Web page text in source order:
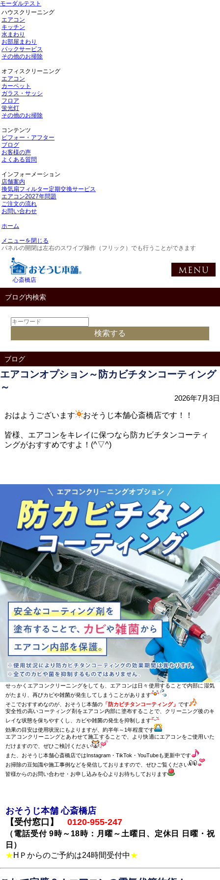
モーダルテスト
ハウスクリーニング
エアコン
キッチン
水まわり
お部屋まわり
パックサービス
その他のお掃除
オフィスクリーニング
エアコン
カーペット
ガラス・サッシ
フロア
蛍光灯
その他のお掃除
コンテンツ
ビフォー・アフター
ブログ
お客様の声
よくある質問
インフォーメーション
店舗案内
換気扇フィルター定期交換サービス
エアコン2027年問題
ご注文の流れ
お問い合わせ
ホーム
メニューを閉じる
パネルの開閉は左右のスワイプ操作（フリック）でも行うことができます
心斎橋店
ブログ内検索
ブログ
エアコンオプション～防カビチタンコーティング
～
2026年7月3日
おはようございます おそうじ本舗心斎橋店です！！
皆様、エアコンをキレイに保つなら防カビチタンコーティ
ングがおすすめですよ！ (^▽^)
せっかくエアコンクリーニングをしても、エアコンは日々使用することで内部に湿気
がたまり、再びカビや雑菌が発生してしまうことがあります
そこでおすすめなのが、おそうじ本舗の 「防カビチタンコーティング」です
安全性の高いコーティング剤をエアコン内部に塗布することで、クリーニング後のキ
レイな状態を保ちやすくし、カビや雑菌の発生を抑制します
効果の目安は使用状況にもよりますが、約半年～1年程度です
エアコンクリーニングとあわせて施工することで、より快適にエアコンをご使用いた
だけますので、ぜひご検討ください
また、おそうじ本舗心斎橋店ではInstagram・TikTok・YouTubeも更新中です
お掃除の豆知識や施工事例などを発信しておりますので、ぜひご覧ください
皆様からのお問い合わせ・お申し込みを心よりお待ちしております
おそうじ本舗 心斎橋店
【受付窓口】0120-955-247
（電話受付 9時～18時：月曜～土曜日、定休日 日曜・祝
日）
★HＰからのご予約は24時間受付中★